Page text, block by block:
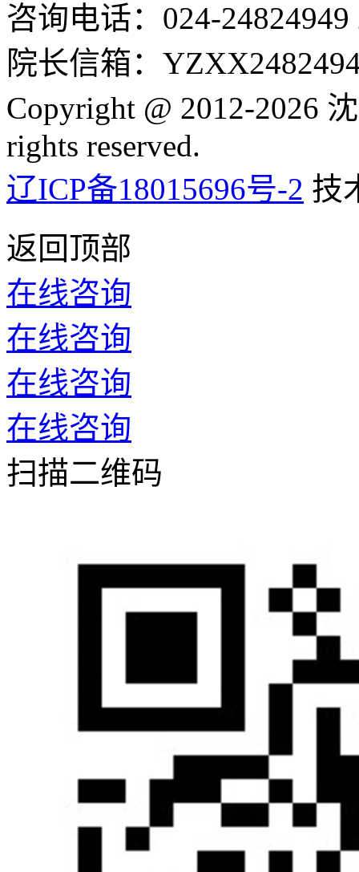
咨询电话：024-24824949
院长信箱：
Copyright @ 2012-2026
rights reserved.
辽ICP备18015696号-2 技
返回顶部
在线咨询
在线咨询
在线咨询
在线咨询
扫描二维码